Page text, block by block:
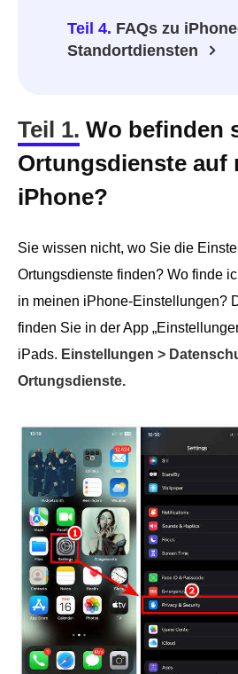
Teil 4. FAQs zu
Standortdiensten
Teil 1. Wo befinden
Ortungsdienste auf
iPhone?
Sie wissen nicht, wo Sie die
Ortungsdienste finden? Wo finde
in meinen iPhone-Einstellungen?
finden Sie in der App
iPads. Einstellungen >
Ortungsdienste.